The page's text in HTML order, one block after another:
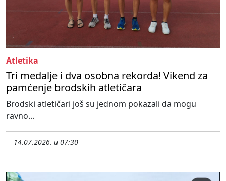
Atletika
Tri medalje i dva osobna rekorda! Vikend za
pamćenje brodskih atletičara
Brodski atletičari još su jednom pokazali da mogu
ravno...
14.07.2026. u 07:30